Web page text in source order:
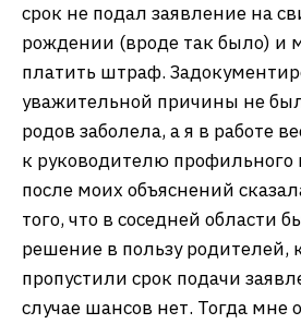
срок не подал заявление на
рождении (вроде так было) и
платить штраф.
уважительной причины не
родов заболела, а я в работе
к руководителю профильного
после моих объяснений
того, что в соседней области
решение в пользу родителей,
пропустили срок подачи
случае шансов нет. Тогда мне